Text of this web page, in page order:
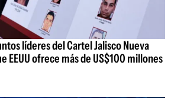
líderes del Cartel Jalisco Nueva
EEUU ofrece más de US$100 millones